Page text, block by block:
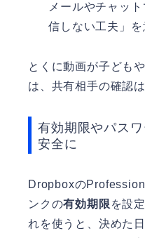
メールやチャッ
信しない工夫」を
とくに動画が子ども
は、共有相手の確認は
有効期限やパス
安全に
Dropboxの
ンクの有効期限 を設
れを使うと、決めた